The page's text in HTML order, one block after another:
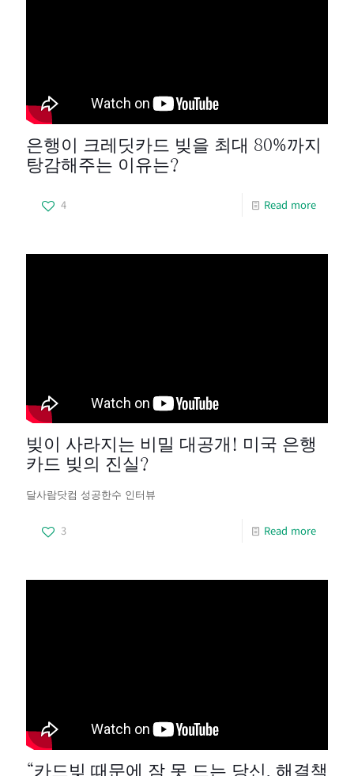
은행이 크레딧카드 빚을 최대 80%까지
탕감해주는 이유는?
4 Read more
빚이 사라지는 비밀 대공개! 미국 은행
카드 빚의 진실?
달사람닷컴 성공한수 인터뷰
3 Read more
“카드빚 때문에 잠 못 드는 당신, 해결책